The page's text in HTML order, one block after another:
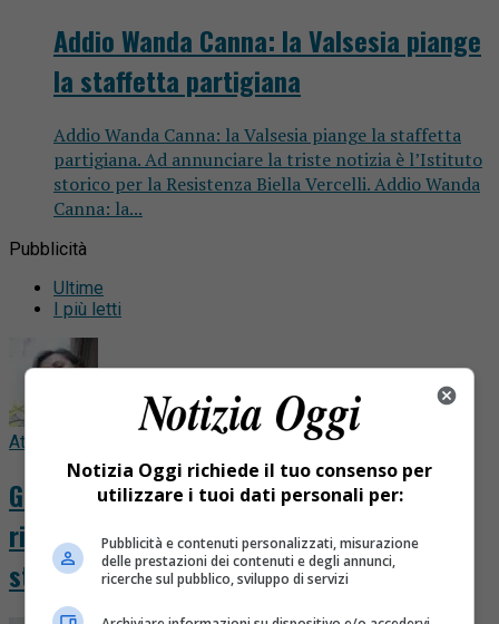
Addio Wanda Canna: la Valsesia piange
la staffetta partigiana
Addio Wanda Canna: la Valsesia piange la staffetta
partigiana. Ad annunciare la triste notizia è l’Istituto
storico per la Resistenza Biella Vercelli. Addio Wanda
Canna: la...
Pubblicità
Ultime
I più letti
Attualità
Ghemme ricorda Franca Urani, l’anima del
ricetto che ha insegnato ad amare la
storia
Notizia Oggi richiede il tuo consenso per
utilizzare i tuoi dati personali per:
Pubblicità e contenuti personalizzati, misurazione
delle prestazioni dei contenuti e degli annunci,
ricerche sul pubblico, sviluppo di servizi